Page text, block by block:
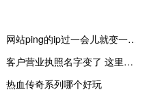
网站ping的ip过一会儿就变一下是什么怎回事
客户营业执照名字变了 这里怎么变更主体信息
热血传奇系列哪个好玩